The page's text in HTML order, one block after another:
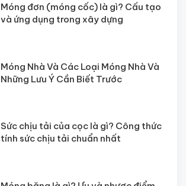
Móng đơn (móng cốc) là gì? Cấu tạo
và ứng dụng trong xây dựng
Móng Nhà Và Các Loại Móng Nhà Và
Những Lưu Ý Cần Biết Trước
Sức chịu tải của cọc là gì? Công thức
tính sức chịu tải chuẩn nhất